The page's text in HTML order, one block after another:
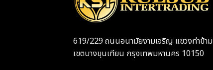
619/229 ถนนอนามัยงามเจริญ แขวงท่าข้าม
เขตบางขุนเทียน กรุงเทพมหานคร 10150